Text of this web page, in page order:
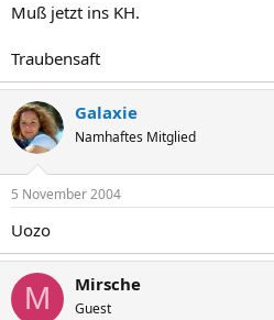
Muß jetzt ins KH.
Traubensaft
Galaxie
Namhaftes Mitglied
5 November 2004
Uozo
M Mirsche
Guest